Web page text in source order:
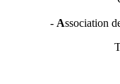
- Association